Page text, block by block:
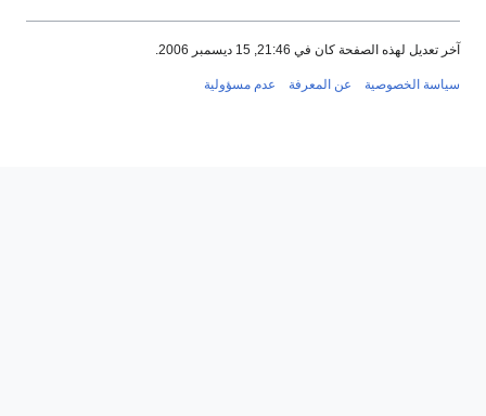
آخر تعديل لهذه الصفحة كان في 21:46, 15 ديسمبر 2006.
سياسة الخصوصية عن المعرفة عدم مسؤولية